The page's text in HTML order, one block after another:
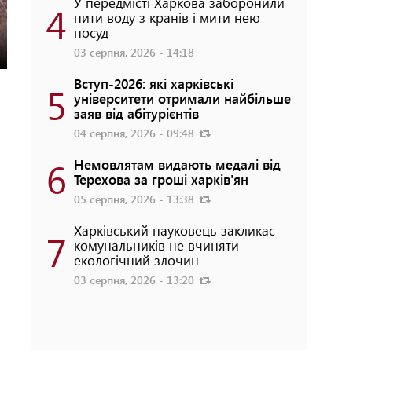
4 пити воду з кранів і мити нею
посуд
03 серпня, 2026 - 14:18
5 Вступ-2026: які харківські
університети отримали найбільше
заяв від абітурієнтів
04 серпня, 2026 - 09:48
6 Немовлятам видають медалі від
Терехова за гроші харків'ян
05 серпня, 2026 - 13:38
7 Харківський науковець закликає
комунальників не вчиняти
екологічний злочин
03 серпня, 2026 - 13:20